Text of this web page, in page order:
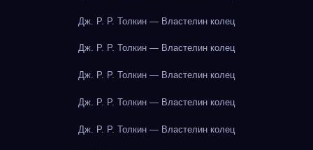
Дж. Р. Р. Толкин — Властелин колец
Дж. Р. Р. Толкин — Властелин колец
Дж. Р. Р. Толкин — Властелин колец
Дж. Р. Р. Толкин — Властелин колец
Дж. Р. Р. Толкин — Властелин колец